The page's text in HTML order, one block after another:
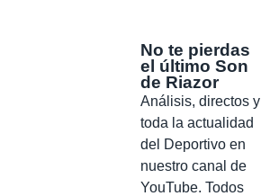
No te pierdas
el último Son
de Riazor
Análisis, directos y
toda la actualidad
del Deportivo en
nuestro canal de
YouTube. Todos